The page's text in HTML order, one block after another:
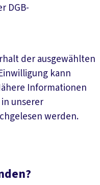
DGB-
der ausgewählten
kann
Informationen
unserer
werden.